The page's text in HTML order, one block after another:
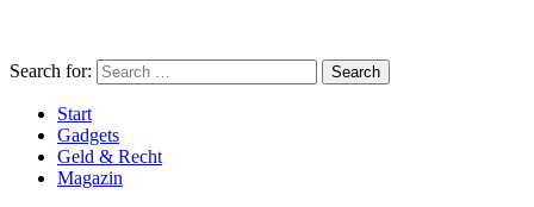
Search for: Search
Start
Gadgets
Geld & Recht
Magazin